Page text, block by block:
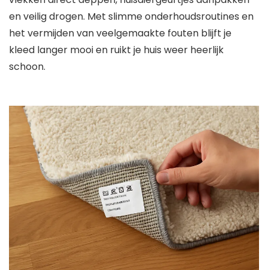
en veilig drogen. Met slimme onderhoudsroutines en
het vermijden van veelgemaakte fouten blijft je
kleed langer mooi en ruikt je huis weer heerlijk
schoon.